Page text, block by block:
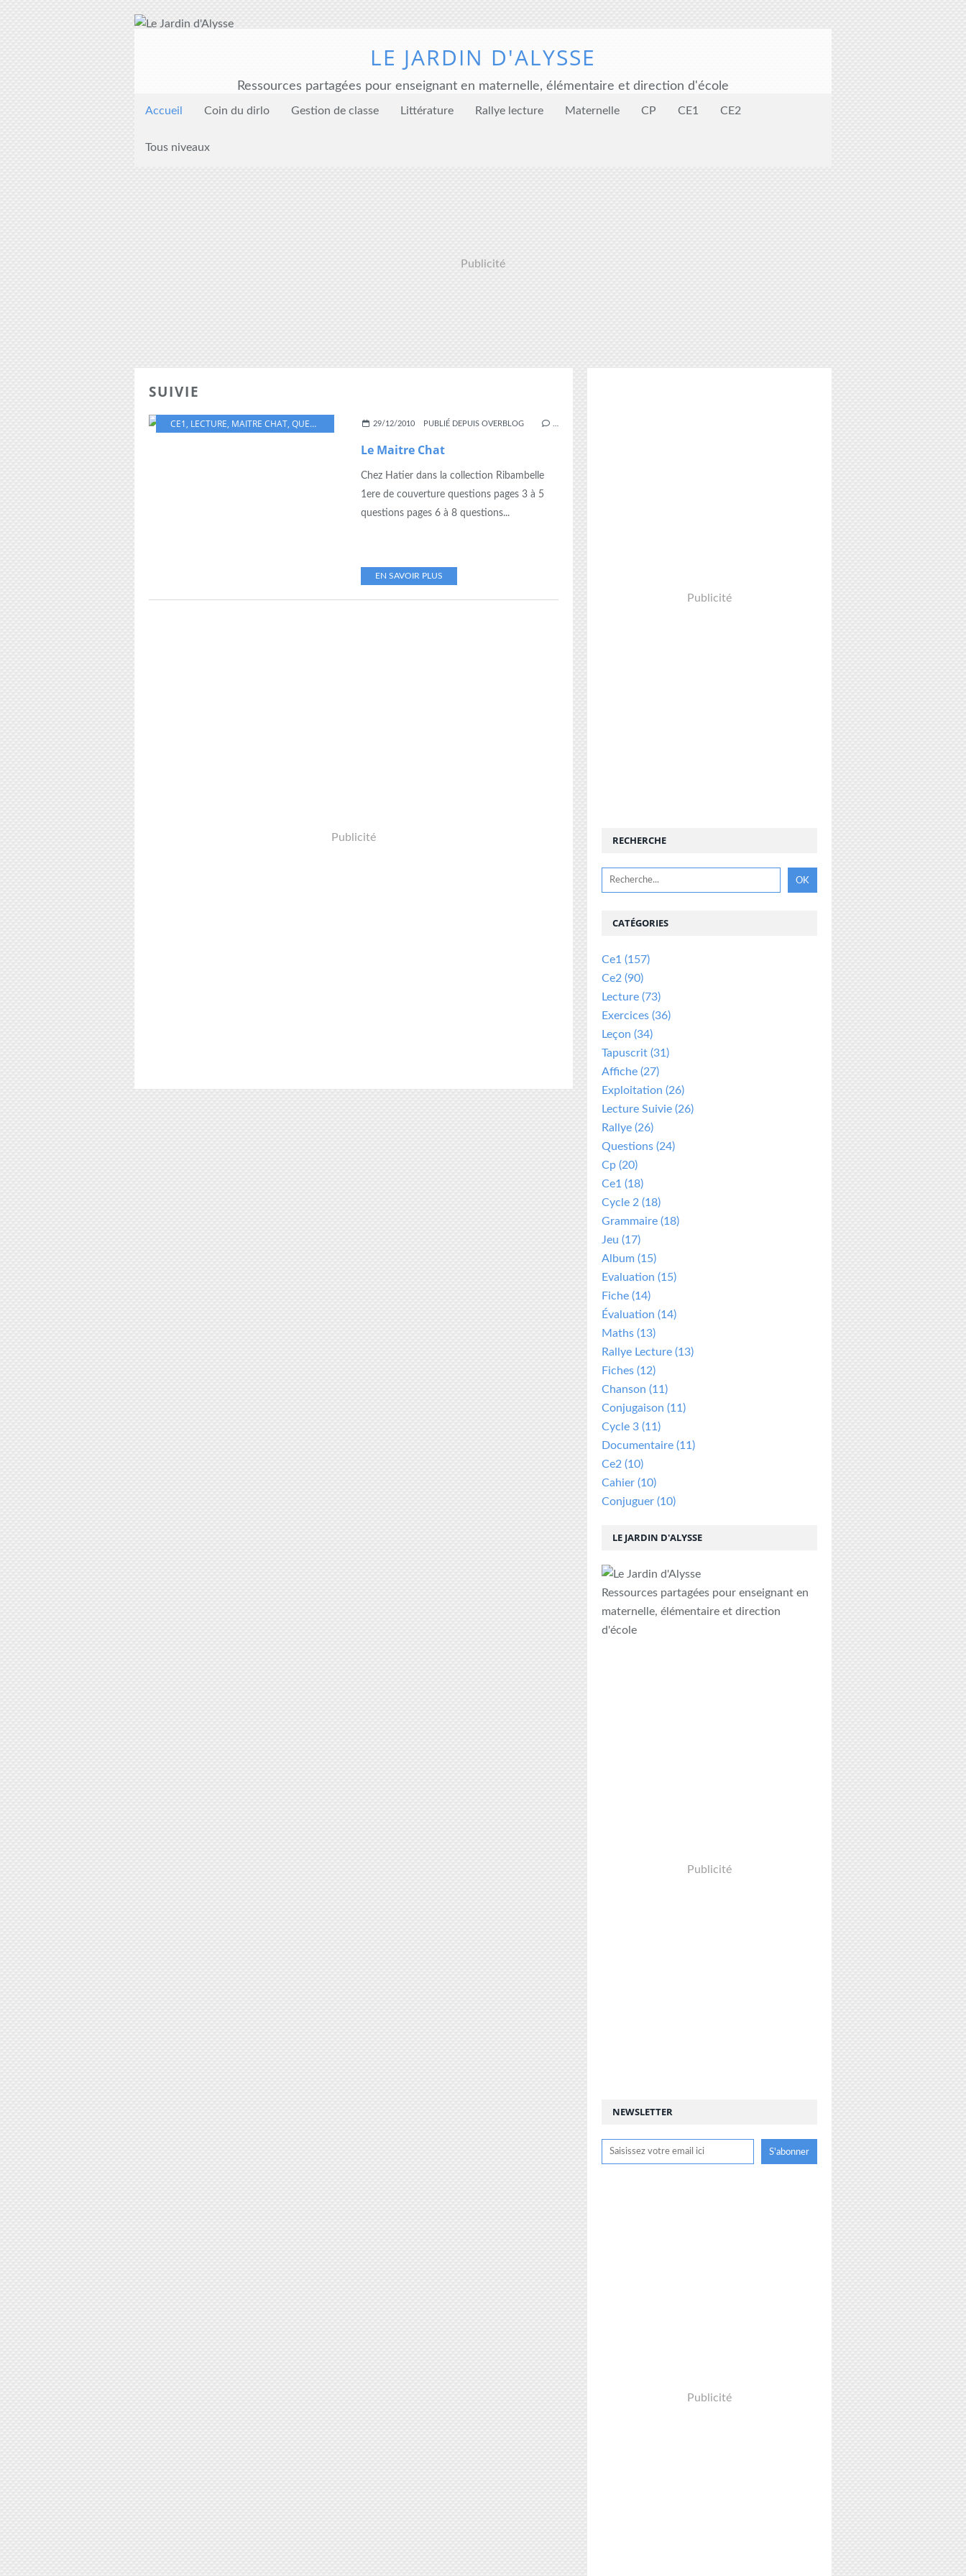
LE JARDIN D'ALYSSE
Ressources partagées pour enseignant en maternelle, élémentaire et direction d'école
Accueil Coin du dirlo Gestion de classe Littérature Rallye lecture Maternelle CP CE1 CE2
Tous niveaux
Publicité
SUIVIE
CE1, LECTURE, MAITRE CHAT, QUESTIONS RIBAMBELLE,SUIVIE,TAPUSCRIT
29/12/2010 PUBLIÉ DEPUIS OVERBLOG
Le Maitre Chat
Chez Hatier dans la collection Ribambelle
1ere de couverture questions pages 3 à 5
questions pages 6 à 8 questions...
EN SAVOIR PLUS
Publicité
Publicité
NEWSLETTER
RECHERCHE
LE JARDIN D'ALYSSE
Ressources partagées pour enseignant en
maternelle, élémentaire et direction
d'école
Publicité
CATÉGORIES
Ce1 (157)
Ce2 (90)
Lecture (73)
Exercices (36)
Leçon (34)
Tapuscrit (31)
Affiche (27)
Exploitation (26)
Lecture Suivie (26)
Rallye (26)
Questions (24)
Cp (20)
Ce1 (18)
Cycle 2 (18)
Grammaire (18)
Jeu (17)
Album (15)
Evaluation (15)
Fiche (14)
Évaluation (14)
Maths (13)
Rallye Lecture (13)
Fiches (12)
Chanson (11)
Conjugaison (11)
Cycle 3 (11)
Documentaire (11)
Ce2 (10)
Cahier (10)
Conjuguer (10)
Publicité